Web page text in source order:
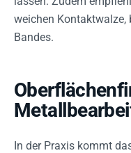
weichen Kontaktwalze,
Bandes.
In der Praxis kommt